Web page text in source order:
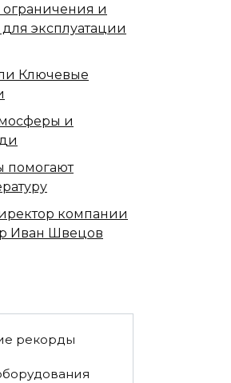
и
эксплуатации
Ключевые
и
помогают
компании
Иван Швецов
рекорды